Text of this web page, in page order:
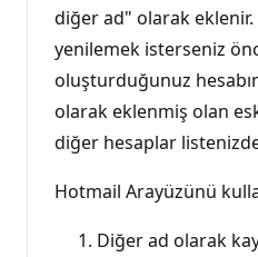
diğer ad" olarak
yenilemek isterseniz
oluşturduğunuz
olarak eklenmiş olan
diğer hesaplar
Hotmail Arayüzünü
Diğer ad olarak